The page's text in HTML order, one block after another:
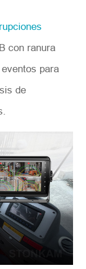
con ranura
para
de